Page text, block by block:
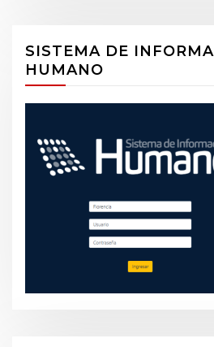
SISTEMA DE
HUMANO